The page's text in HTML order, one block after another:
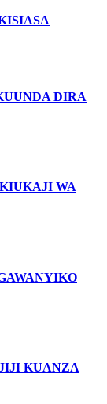
DIRA
WA
KUANZA